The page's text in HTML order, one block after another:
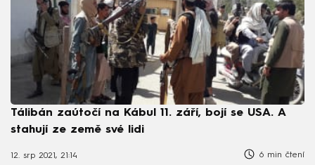
Tálibán zaútočí na Kábul 11. září, bojí se USA. A
stahují ze země své lidi
12. srp 2021, 21:14 6 min čtení